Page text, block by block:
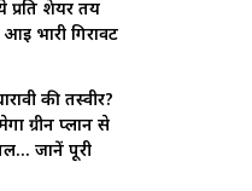
प्रति शेयर तय
भारी गिरावट
की तस्वीर?
ग्रीन प्लान से
जानें पूरी